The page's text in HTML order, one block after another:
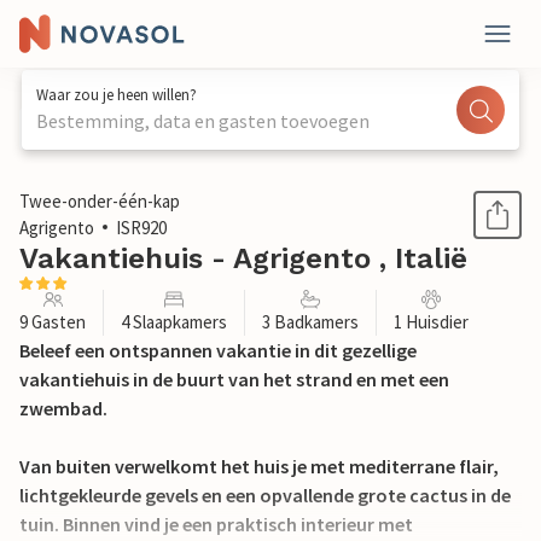
Waar zou je heen willen?
Bestemming, data en gasten toevoegen
1 / 34
Twee-onder-één-kap
Agrigento
ISR920
Vakantiehuis - Agrigento , Italië
9 Gasten 4 Slaapkamers 3 Badkamers 1 Huisdier
Beleef een ontspannen vakantie in dit gezellige
vakantiehuis in de buurt van het strand en met een
zwembad.
Van buiten verwelkomt het huis je met mediterrane flair,
lichtgekleurde gevels en een opvallende grote cactus in de
tuin. Binnen vind je een praktisch interieur met